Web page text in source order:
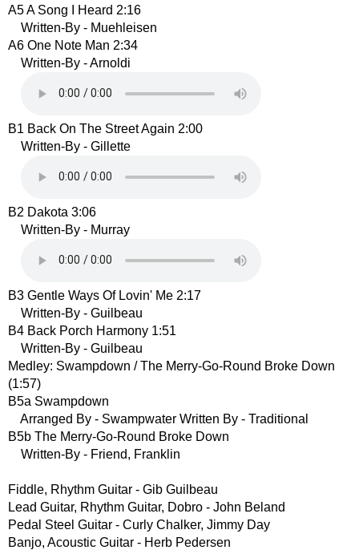
A5 A Song I Heard 2:16
Written-By - Muehleisen
A6 One Note Man 2:34
Written-By - Arnoldi
B1 Back On The Street Again 2:00
Written-By - Gillette
B2 Dakota 3:06
Written-By - Murray
B3 Gentle Ways Of Lovin' Me 2:17
Written-By - Guilbeau
B4 Back Porch Harmony 1:51
Written-By - Guilbeau
Medley: Swampdown / The Merry-Go-Round Broke Down
(1:57)
B5a Swampdown
Arranged By - Swampwater Written By - Traditional
B5b The Merry-Go-Round Broke Down
Written-By - Friend, Franklin
Fiddle, Rhythm Guitar - Gib Guilbeau
Lead Guitar, Rhythm Guitar, Dobro - John Beland
Pedal Steel Guitar - Curly Chalker, Jimmy Day
Banjo, Acoustic Guitar - Herb Pedersen